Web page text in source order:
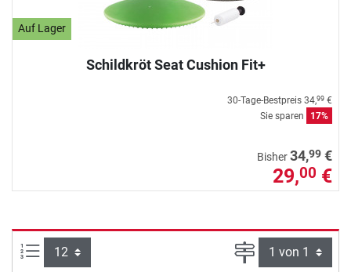
Auf Lager
Schildkröt Seat Cushion Fit+
30-Tage-Bestpreis 34,99 €
Sie sparen
17%
Bisher34,99 €
29,00 €
Artikel pro Seite: Seite